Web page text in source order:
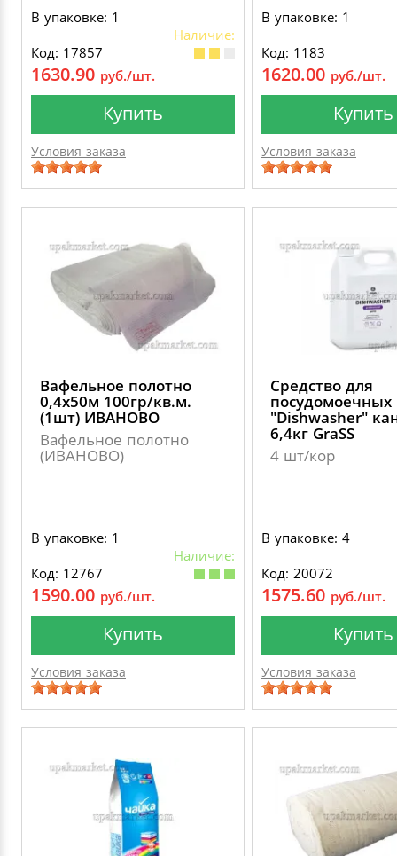
В упаковке: 1
Наличие:
Код: 17857
1630.90 руб./шт.
Купить
Условия заказа
В упаковке: 1
Код: 1183
1620.00 руб./шт.
Купить
Условия заказа
Вафельное полотно
0,4х50м 100гр/кв.м.
(1шт) ИВАНОВО
Вафельное полотно
(ИВАНОВО)
В упаковке: 1
Наличие:
Код: 12767
1590.00 руб./шт.
Купить
Условия заказа
Средство для
"Dishwasher"
6,4кг GraSS
4 шт/кор
В упаковке: 4
Код: 20072
1575.60 руб./шт.
Купить
Условия заказа